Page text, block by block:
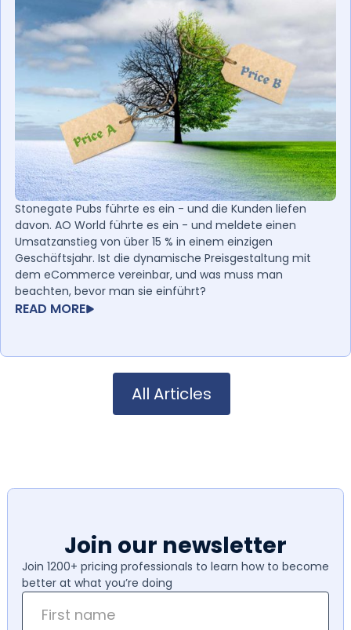
Stonegate Pubs führte es ein - und die Kunden liefen
davon. AO World führte es ein - und meldete einen
Umsatzanstieg von über 15 % in einem einzigen
Geschäftsjahr. Ist die dynamische Preisgestaltung mit
dem eCommerce vereinbar, und was muss man
beachten, bevor man sie einführt?
READ MORE
All Articles
Join our newsletter
Join 1200+ pricing professionals to learn how to become
better at what you’re doing